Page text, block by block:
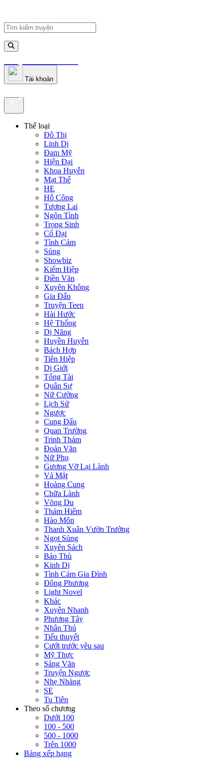
truyenfullz.com
Tài khoản
truyenfullz.com
Thể loại
Đô Thị
Linh Dị
Đam Mỹ
Hiện Đại
Khoa Huyễn
Mạt Thế
HE
Hỗ Công
Tương Lai
Ngôn Tình
Trọng Sinh
Cổ Đại
Tình Cảm
Sủng
Showbiz
Kiếm Hiệp
Điền Văn
Xuyên Không
Gia Đấu
Truyện Teen
Hài Hước
Hệ Thống
Dị Năng
Huyền Huyễn
Bách Hợp
Tiên Hiệp
Dị Giới
Tổng Tài
Quân Sự
Nữ Cường
Lịch Sử
Ngược
Cung Đấu
Quan Trường
Trinh Thám
Đoản Văn
Nữ Phụ
Gương Vỡ Lại Lành
Vả Mặt
Hoàng Cung
Chữa Lành
Võng Du
Thám Hiểm
Hào Môn
Thanh Xuân Vườn Trường
Ngọt Sủng
Xuyên Sách
Báo Thù
Kinh Dị
Tình Cảm Gia Đình
Đông Phương
Light Novel
Khác
Xuyên Nhanh
Phương Tây
Nhân Thú
Tiểu thuyết
Cưới trước yêu sau
Mỹ Thực
Sảng Văn
Truyện Ngược
Nhẹ Nhàng
SE
Tu Tiên
Theo số chương
Dưới 100
100 - 500
500 - 1000
Trên 1000
Bảng xếp hạng